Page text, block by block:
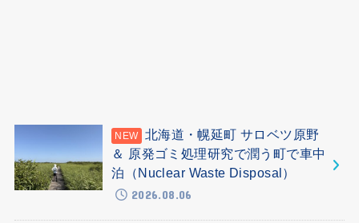
北海道・幌延町 サロベツ原野
＆ 原発ゴミ処理研究で潤う町で車中
泊（Nuclear Waste Disposal）
2026.08.06